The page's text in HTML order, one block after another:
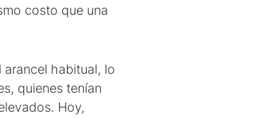
costo que una
habitual, lo
quienes tenían
Hoy,